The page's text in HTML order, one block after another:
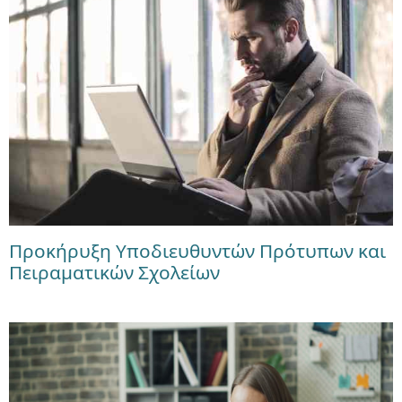
Προκήρυξη Υποδιευθυντών Πρότυπων και
Πειραματικών Σχολείων